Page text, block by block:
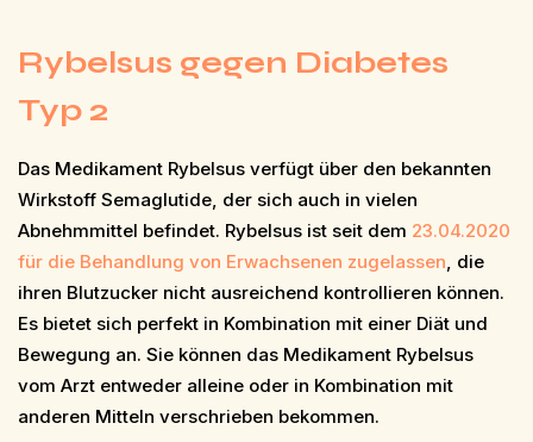
Rybelsus gegen Diabetes
Typ 2
Das Medikament Rybelsus verfügt über den bekannten
Wirkstoff Semaglutide, der sich auch in vielen
Abnehmmittel befindet. Rybelsus ist seit dem 23.04.2020
für die Behandlung von Erwachsenen zugelassen , die
ihren Blutzucker nicht ausreichend kontrollieren können.
Es bietet sich perfekt in Kombination mit einer Diät und
Bewegung an. Sie können das Medikament Rybelsus
vom Arzt entweder alleine oder in Kombination mit
anderen Mitteln verschrieben bekommen.